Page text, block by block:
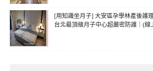
[用知識坐月子] 大安區孕學林產後護
台北最頂級月子中心超嚴密防護｜(線